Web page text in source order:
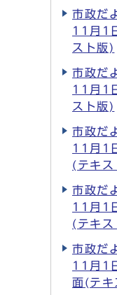
市政だ
11月1
スト版)
市政だ
11月1
スト版)
市政だ
11月1
(テキス
市政だ
11月1
(テキス
市政だ
11月1
面(テキ